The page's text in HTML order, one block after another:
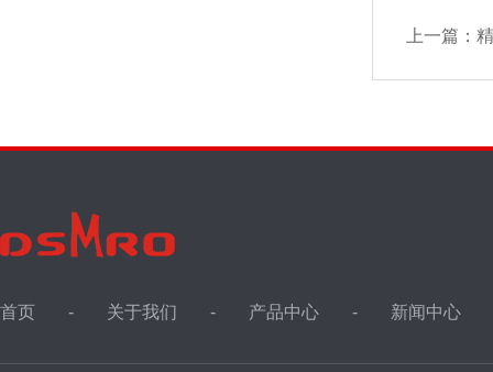
上一篇： 精
首页 关于我们 产品中心 新闻中心